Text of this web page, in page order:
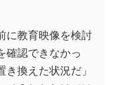
に教育映像を検討
確認できなかっ
換えた状況だ」